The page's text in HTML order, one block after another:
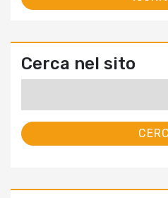
Cerca nel sito